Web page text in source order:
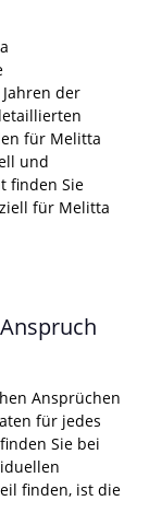
der
für Melitta
und
finden Sie
für Melitta
Ansprüchen
für jedes
Sie bei
finden, ist die